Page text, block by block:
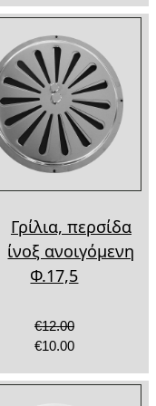
Γρίλια, περσίδα
ίνοξ ανοιγόμενη
Φ.17,5
€12.00
€10.00